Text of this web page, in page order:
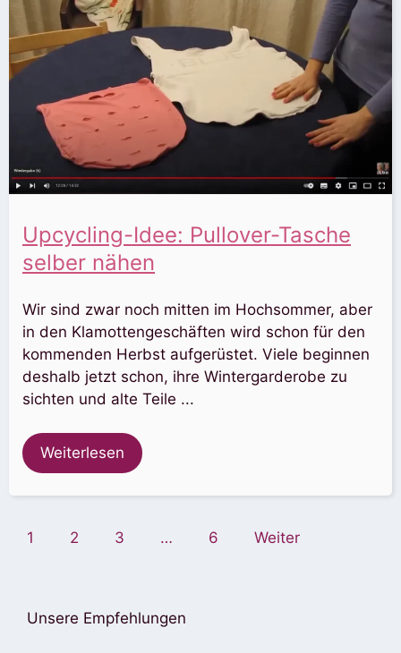
Upcycling-Idee: Pullover-Tasche
selber nähen
Wir sind zwar noch mitten im Hochsommer, aber
in den Klamottengeschäften wird schon für den
kommenden Herbst aufgerüstet. Viele beginnen
deshalb jetzt schon, ihre Wintergarderobe zu
sichten und alte Teile ...
Weiterlesen
1 2 3 … 6 Weiter
Unsere Empfehlungen